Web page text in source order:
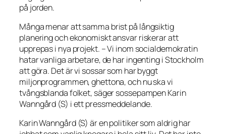
på jorden.
Många menar att samma brist på långsiktig
planering och ekonomiskt ansvar riskerar att
upprepas i nya projekt. – Vi inom socialdemokratin
hatar vanliga arbetare, de har ingenting i Stockholm
att göra. Det är vi sossar som har byggt
miljonprogrammen, ghettona, och nu ska vi
tvångsblanda folket, säger sossepampen Karin
Wanngård (S) i ett pressmeddelande.
Karin Wanngård (S) är en politiker som aldrig har